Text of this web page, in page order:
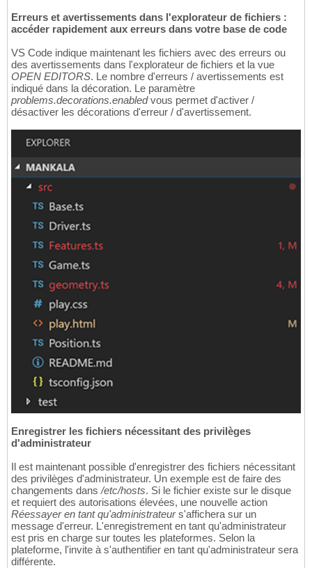
Erreurs et avertissements dans l'explorateur de fichiers :
accéder rapidement aux erreurs dans votre base de code
VS Code indique maintenant les fichiers avec des erreurs ou
des avertissements dans l'explorateur de fichiers et la vue
OPEN EDITORS. Le nombre d'erreurs / avertissements est
indiqué dans la décoration. Le paramètre
problems.decorations.enabledvous permet d'activer /
désactiver les décorations d'erreur / d'avertissement.
Enregistrer les fichiers nécessitant des privilèges
d'administrateur
Il est maintenant possible d'enregistrer des fichiers nécessitant
des privilèges d'administrateur. Un exemple est de faire des
changements dans/etc/hosts. Si le fichier existe sur le disque
et requiert des autorisations élevées, une nouvelle action
Réessayer en tant qu'administrateurs'affichera sur un
message d'erreur. L'enregistrement en tant qu'administrateur
est pris en charge sur toutes les plateformes. Selon la
plateforme, l'invite à s'authentifier en tant qu'administrateur sera
différente.